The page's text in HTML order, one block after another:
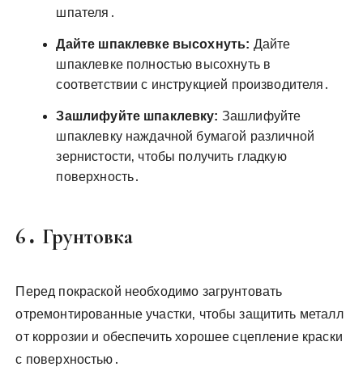
шпателя․
Дайте шпаклевке высохнуть: Дайте
шпаклевке полностью высохнуть в
соответствии с инструкцией производителя․
Зашлифуйте шпаклевку: Зашлифуйте
шпаклевку наждачной бумагой различной
зернистости‚ чтобы получить гладкую
поверхность․
6․ Грунтовка
Перед покраской необходимо загрунтовать
отремонтированные участки‚ чтобы защитить металл
от коррозии и обеспечить хорошее сцепление краски
с поверхностью․